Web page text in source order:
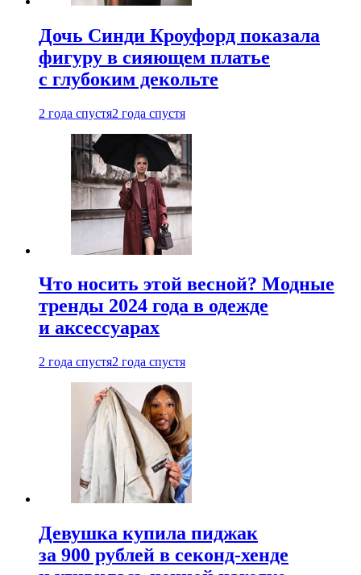
Дочь Синди Кроуфорд показала
фигуру в сияющем платье
с глубоким декольте
2 года спустя2 года спустя
Что носить этой весной? Модные
тренды 2024 года в одежде
и аксессуарах
2 года спустя2 года спустя
Девушка купила пиджак
за 900 рублей в секонд-хенде